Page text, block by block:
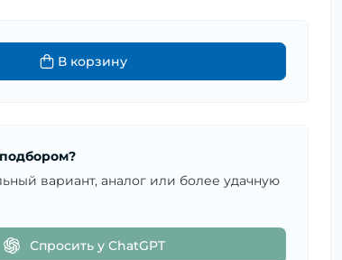
В корзину
вариант, аналог или более удачную
Спросить у ChatGPT